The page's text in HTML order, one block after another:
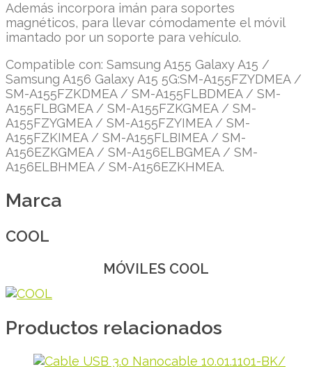
Además incorpora imán para soportes
magnéticos, para llevar cómodamente el móvil
imantado por un soporte para vehículo.
Compatible con: Samsung A155 Galaxy A15 /
Samsung A156 Galaxy A15 5G:SM-A155FZYDMEA /
SM-A155FZKDMEA / SM-A155FLBDMEA / SM-
A155FLBGMEA / SM-A155FZKGMEA / SM-
A155FZYGMEA / SM-A155FZYIMEA / SM-
A155FZKIMEA / SM-A155FLBIMEA / SM-
A156EZKGMEA / SM-A156ELBGMEA / SM-
A156ELBHMEA / SM-A156EZKHMEA.
Marca
COOL
MÓVILES COOL
Productos relacionados